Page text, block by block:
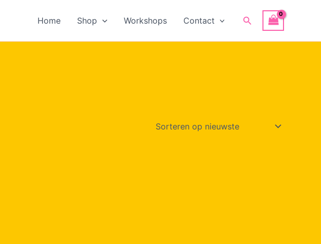
Home Shop Workshops Contact Zoeken